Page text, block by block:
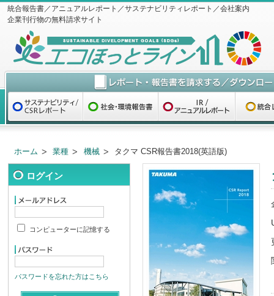
統合報告書／アニュアルレポート／サステナビリティレポート／会社案内
企業刊行物の無料請求サイト
ホーム 業種 機械 タクマ CSR報告書2018(英語版)
ログイン
コンピューターに記憶する
パスワードを忘れた方はこちら